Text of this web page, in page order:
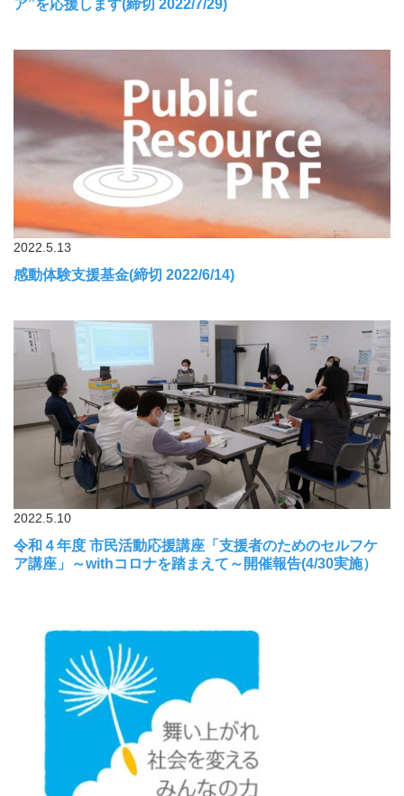
ア”を応援します(締切 2022/7/29)
2022.5.13
感動体験支援基金(締切 2022/6/14)
2022.5.10
令和４年度 市民活動応援講座「支援者のためのセルフケ
ア講座」～withコロナを踏まえて～開催報告(4/30実施）